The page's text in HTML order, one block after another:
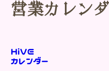
営業カレン
HiVE
カレンダー